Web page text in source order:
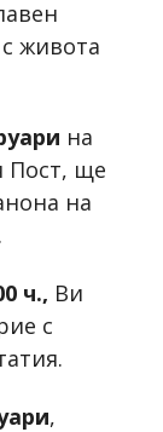
живота
на
Пост, ще
на
ч., Ви
с
,